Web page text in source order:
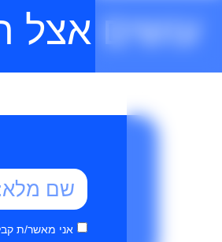
עושים אצל
אני מאשר/ת